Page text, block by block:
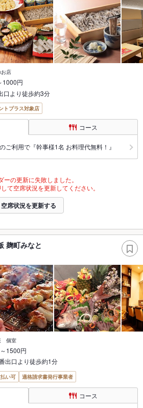
店
1000円
口より徒歩約3分
トプラス対象店
コース
ご利用で『幹事様1名 お料理代無料！』
ーの更新に失敗しました。
て空席状況を更新してください。
空席状況を更新する
麹町みなと
個室
1500円
出口より徒歩約1分
い可 適格請求書発行事業者
コース